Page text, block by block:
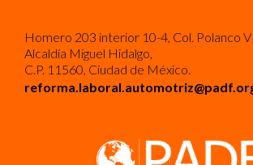
Homero 203 interior 10-4, Col. Polanco V
Alcaldía Miguel Hidalgo,
C.P. 11560, Ciudad de México.